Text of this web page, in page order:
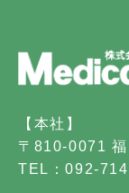
【本社】
〒810-0071
TEL：092-